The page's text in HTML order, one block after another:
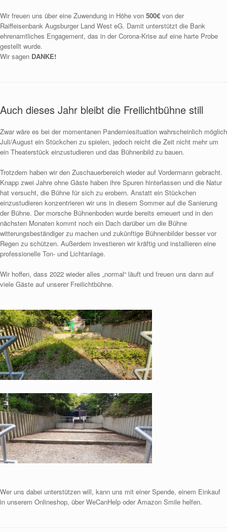
Wir freuen uns über eine Zuwendung in Höhe von 500€ von der
Raiffeisenbank Augsburger Land West eG. Damit unterstützt die Bank
ehrenamtliches Engagement, das in der Corona-Krise auf eine harte Probe
gestellt wurde.
Wir sagen DANKE!
Auch dieses Jahr bleibt die Freilichtbühne still
Zwarwäre es bei der momentanen Pandemiesituation wahrscheinlich möglich
Juli/August ein Stückchen zu spielen, jedoch reicht die Zeit nicht mehr um
ein Theaterstück einzustudieren und das Bühnenbild zu bauen.
Trotzdem haben wir den Zuschauerbereich wieder auf Vordermann gebracht.
Knapp zwei Jahre ohne Gäste haben ihre Spuren hinterlassen und die Natur
hat versucht, die Bühne für sich zu erobern. Anstatt ein Stückchen
einzustudieren konzentrieren wir uns in diesem Sommer auf die Sanierung
der Bühne. Der morsche Bühnenboden wurde bereits erneuert und in den
nächsten Monaten kommt noch ein Dach darüber um die Bühne
witterungsbeständiger zu machen und zukünftige Bühnenbilder besser vor
Regen zu schützen. Außerdem investieren wir kräftig und installieren eine
professionelle Ton- und Lichtanlage.
Wir hoffen, dass 2022 wieder alles „normal“ läuft und freuen uns dann auf
viele Gäste auf unserer Freilichtbühne.
Wer uns dabei unterstützen will, kann uns mit einer Spende, einem Einkauf
in unserem Onlineshop, über WeCanHelp oder Amazon Smile helfen.